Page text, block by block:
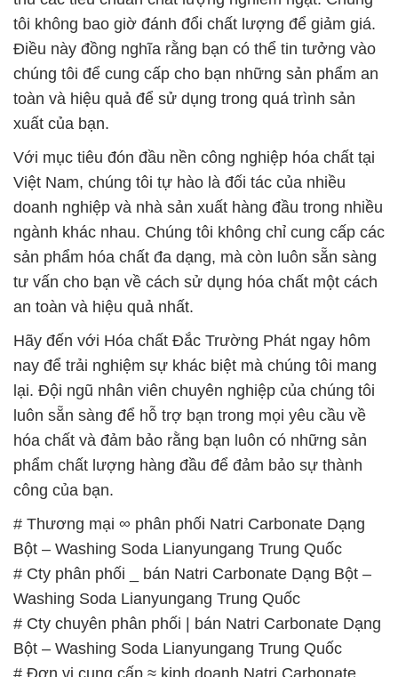
xuất của bạn.
Với mục tiêu đón đầu nền công nghiệp hóa chất tại
Việt Nam, chúng tôi tự hào là đối tác của nhiều
doanh nghiệp và nhà sản xuất hàng đầu trong nhiều
ngành khác nhau. Chúng tôi không chỉ cung cấp các
sản phẩm hóa chất đa dạng, mà còn luôn sẵn sàng
tư vấn cho bạn về cách sử dụng hóa chất một cách
an toàn và hiệu quả nhất.
Hãy đến với Hóa chất Đắc Trường Phát ngay hôm
nay để trải nghiệm sự khác biệt mà chúng tôi mang
lại. Đội ngũ nhân viên chuyên nghiệp của chúng tôi
luôn sẵn sàng để hỗ trợ bạn trong mọi yêu cầu về
hóa chất và đảm bảo rằng bạn luôn có những sản
phẩm chất lượng hàng đầu để đảm bảo sự thành
công của bạn.
# Thương mại ∞ phân phối Natri Carbonate Dạng
Bột – Washing Soda Lianyungang Trung Quốc
# Cty phân phối _ bán Natri Carbonate Dạng Bột –
Washing Soda Lianyungang Trung Quốc
# Cty chuyên phân phối | bán Natri Carbonate Dạng
Bột – Washing Soda Lianyungang Trung Quốc
# Đơn vị cung cấp ≈ kinh doanh Natri Carbonate
Dạng Bột – Washing Soda Lianyungang Trung Quốc
# Nơi chuyên cung ứng ≤ bán Natri Carbonate Dạng
Bột – Washing Soda Lianyungang Trung Quốc
# Nhà cung cấp & phân phối Natri Carbonate Dạng